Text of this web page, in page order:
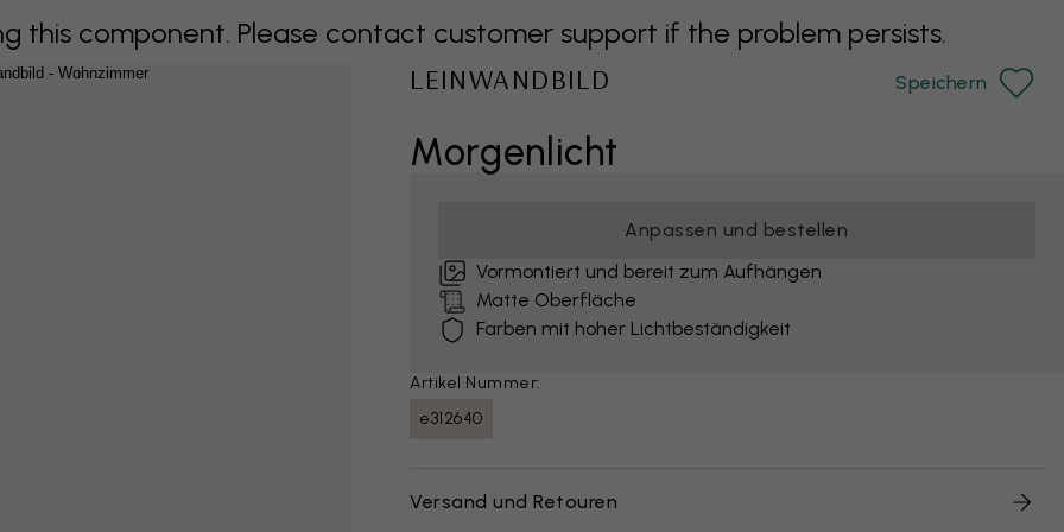
this component. Please contact customer support if the problem persists.
Morgenlicht
LEINWANDBILD Speichern
Anpassen und bestellen
Vormontiert und bereit zum Aufhängen
Matte Oberfläche
Farben mit hoher Lichtbeständigkeit
Artikel Nummer:
e312640
Versand und Retouren